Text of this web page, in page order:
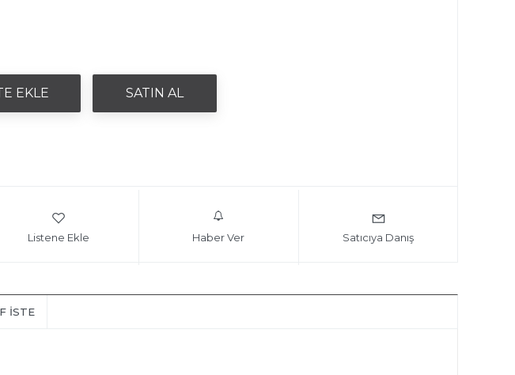
Listene Ekle Haber Ver Satıcıya Danış
İSTE